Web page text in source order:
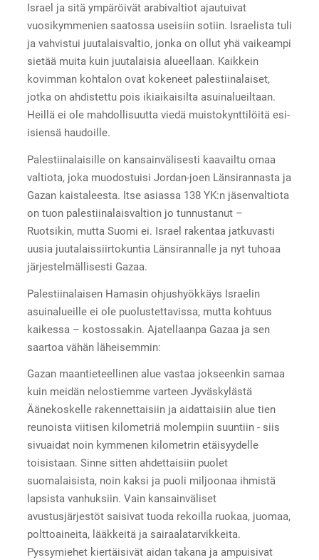
Israel ja sitä ympäröivät arabivaltiot ajautuivat
vuosikymmenien saatossa useisiin sotiin. Israelista tuli
ja vahvistui juutalaisvaltio, jonka on ollut yhä vaikeampi
sietää muita kuin juutalaisia alueellaan. Kaikkein
kovimman kohtalon ovat kokeneet palestiinalaiset,
jotka on ahdistettu pois ikiaikaisilta asuinalueiltaan.
Heillä ei ole mahdollisuutta viedä muistokynttilöitä esi-
isiensä haudoille.
Palestiinalaisille on kansainvälisesti kaavailtu omaa
valtiota, joka muodostuisi Jordan-joen Länsirannasta ja
Gazan kaistaleesta. Itse asiassa 138 YK:n jäsenvaltiota
on tuon palestiinalaisvaltion jo tunnustanut –
Ruotsikin, mutta Suomi ei. Israel rakentaa jatkuvasti
uusia juutalaissiirtokuntia Länsirannalle ja nyt tuhoaa
järjestelmällisesti Gazaa.
Palestiinalaisen Hamasin ohjushyökkäys Israelin
asuinalueille ei ole puolustettavissa, mutta kohtuus
kaikessa – kostossakin. Ajatellaanpa Gazaa ja sen
saartoa vähän läheisemmin:
Gazan maantieteellinen alue vastaa jokseenkin samaa
kuin meidän nelostiemme varteen Jyväskylästä
Äänekoskelle rakennettaisiin ja aidattaisiin alue tien
reunoista viitisen kilometriä molempiin suuntiin - siis
sivuaidat noin kymmenen kilometrin etäisyydelle
toisistaan. Sinne sitten ahdettaisiin puolet
suomalaisista, noin kaksi ja puoli miljoonaa ihmistä
lapsista vanhuksiin. Vain kansainväliset
avustusjärjestöt saisivat tuoda rekoilla ruokaa, juomaa,
polttoaineita, lääkkeitä ja sairaalatarvikkeita.
Pyssymiehet kiertäisivät aidan takana ja ampuisivat